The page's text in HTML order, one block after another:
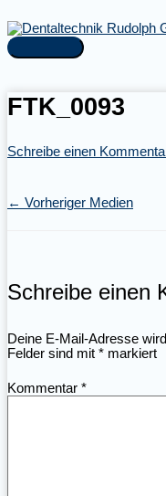
Inhalt
springen
Hauptmenü
FTK_0093
Schreibe einen
← Vorheriger Medien
Schreibe einen
Deine E-Mail-Adresse
Felder sind mit * markiert
Kommentar *